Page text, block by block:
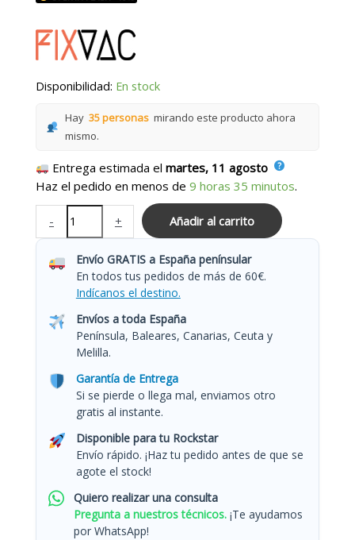
Disponibilidad: En stock
Hay 35 personas mirando este producto ahora
mismo.
Entrega estimada elmartes, 11 agosto
Haz el pedido en menos de9 horas 35 minutos.
- + Añadir al carrito
Envío GRATIS a España penínsular
En todos tus pedidos de más de 60€.
Indícanos el destino.
Envíos a toda España
Península, Baleares, Canarias, Ceuta y
Melilla.
Garantía de Entrega
Si se pierde o llega mal, enviamos otro
gratis al instante.
Disponible para tu Rockstar
Envío rápido. ¡Haz tu pedido antes de que se
agote el stock!
Quiero realizar una consulta
Pregunta a nuestros técnicos. ¡Te ayudamos
por WhatsApp!